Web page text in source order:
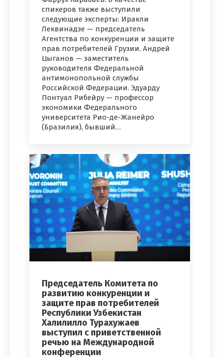
спикеров также выступили
следующие эксперты: Иракли
Леквинадзе — председатель
Агентства по конкуренции и защите
прав потребителей Грузии. Андрей
Цыганов — заместитель
руководителя Федеральной
антимонопольной службы
Российской Федерации. Эдуарду
Понтуал Рибейру — профессор
экономики Федерального
университета Рио-де-Жанейро
(Бразилия), бывший…
Председатель Комитета по
развитию конкуренции и
защите прав потребителей
Республики Узбекистан
Халилилло Турахужаев
выступил с приветственной
речью на Международной
конференции